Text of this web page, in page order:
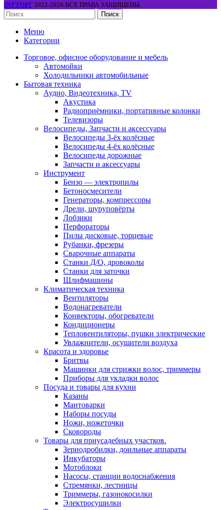
INTТОРГ 2022-2026 ВСЕ ПРАВА ЗАЩИЩЕНЫ.
Поиск
Меню
Категории
Торговое, офисное оборудование и мебель
Автомойки
Холодильники автомобильные
Бытовая техника
Аудио, Видеотехника, TV
Акустика
Радиоприёмники, портативные колонки
Телевизоры
Велосипеды, Запчасти и аксессуары
Велосипеды 3-ёх колёсные
Велосипеды 4-ёх колёсные
Велосипеды дорожные
Запчасти и аксессуары
Инструмент
Бензо — электропилы
Бетоносмесители
Генераторы, компрессоры
Дрели, шуруповёрты
Лобзики
Перфораторы
Пилы дисковые, торцевые
Рубанки, фрезеры
Сварочные аппараты
Станки Д/О, дровоколы
Станки для заточки
Шлифмашины
Климатическая техника
Вентиляторы
Водонагреватели
Конвекторы, обогреватели
Кондиционеры
Тепловентиляторы, пушки электрические
Увлажнители, осушители воздуха
Красота и здоровье
Бритвы
Машинки для стрижки волос, триммеры
Приборы для укладки волос
Посуда и товары для кухни
Казаны
Мантоварки
Наборы посуды
Ножи, ножеточки
Сковороды
Товары для приусадебных участков.
Зернодробилки, доильные аппараты
Инкубаторы
Мотоблоки
Насосы, станции водоснабжения
Стремянки, лестницы
Триммеры, газонокосилки
Электросушилки